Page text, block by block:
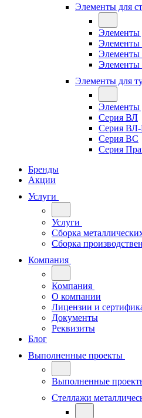
Элементы для
Элементы
Элементы
Элементы для
Элементы
Серия ВЛ
Серия
Серия ВС
Серия
Бренды
Акции
Услуги
Услуги
Сборка
Сборка
Компания
Компания
О компании
Лицензии и
Документы
Реквизиты
Блог
Выполненные проекты
Выполненные
Стеллажи